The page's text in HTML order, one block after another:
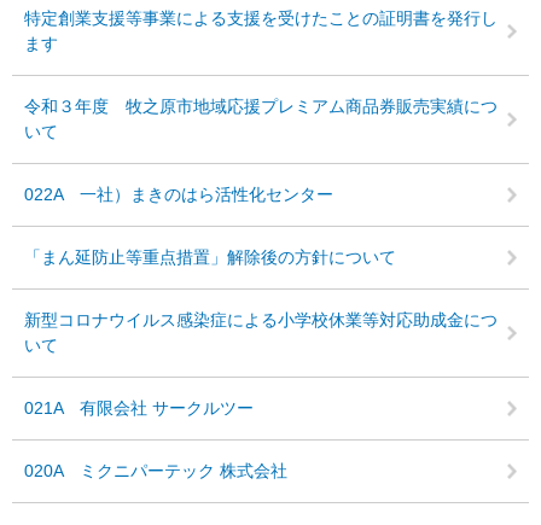
特定創業支援等事業による支援を受けたことの証明書を発行し
ます
令和３年度 牧之原市地域応援プレミアム商品券販売実績につ
いて
022A 一社）まきのはら活性化センター
「まん延防止等重点措置」解除後の方針について
新型コロナウイルス感染症による小学校休業等対応助成金につ
いて
021A 有限会社 サークルツー
020A ミクニパーテック 株式会社